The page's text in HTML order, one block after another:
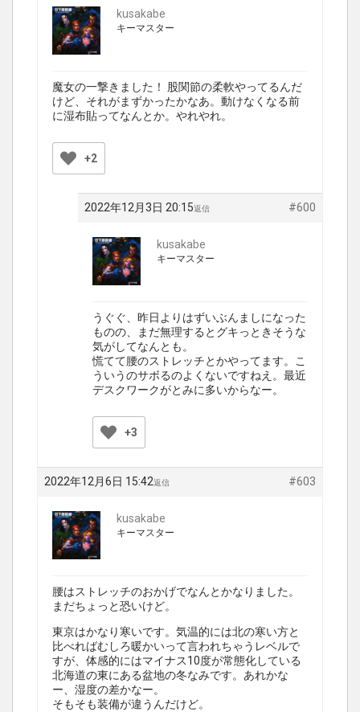
kusakabe
キーマスター
魔女の一撃きました！ 股関節の柔軟やってるんだ
けど、それがまずかったかなあ。動けなくなる前
に湿布貼ってなんとか。やれやれ。
+2
2022年12月3日 20:15 #600
返信
kusakabe
キーマスター
うぐぐ、昨日よりはずいぶんましになった
ものの、まだ無理するとグキっときそうな
気がしてなんとも。
慌てて腰のストレッチとかやってます。こ
ういうのサボるのよくないですねえ。最近
デスクワークがとみに多いからなー。
+3
2022年12月6日 15:42 #603
返信
kusakabe
キーマスター
腰はストレッチのおかげでなんとかなりました。
まだちょっと恐いけど。
東京はかなり寒いです。気温的には北の寒い方と
比べればむしろ暖かいって言われちゃうレベルで
すが、体感的にはマイナス10度が常態化している
北海道の東にある盆地の冬なみです。あれかな
ー、湿度の差かなー。
そもそも装備が違うんだけど。